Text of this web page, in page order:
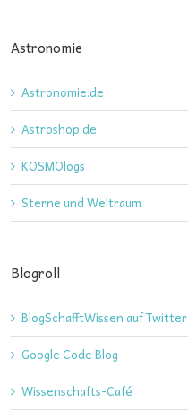
Astronomie
Astronomie.de
Astroshop.de
KOSMOlogs
Sterne und Weltraum
Blogroll
BlogSchafftWissen auf Twitter
Google Code Blog
Wissenschafts-Café